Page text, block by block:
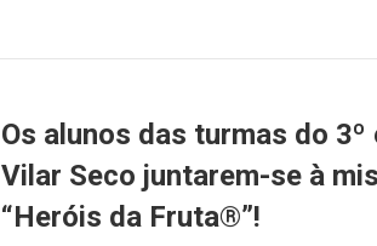
Os alunos das turmas do 3º
Vilar Seco juntarem-se à
“Heróis da Fruta®”!